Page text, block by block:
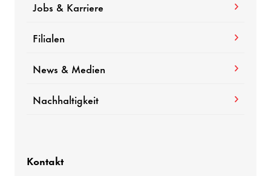
Jobs & Karriere
Filialen
News & Medien
Nachhaltigkeit
Kontakt